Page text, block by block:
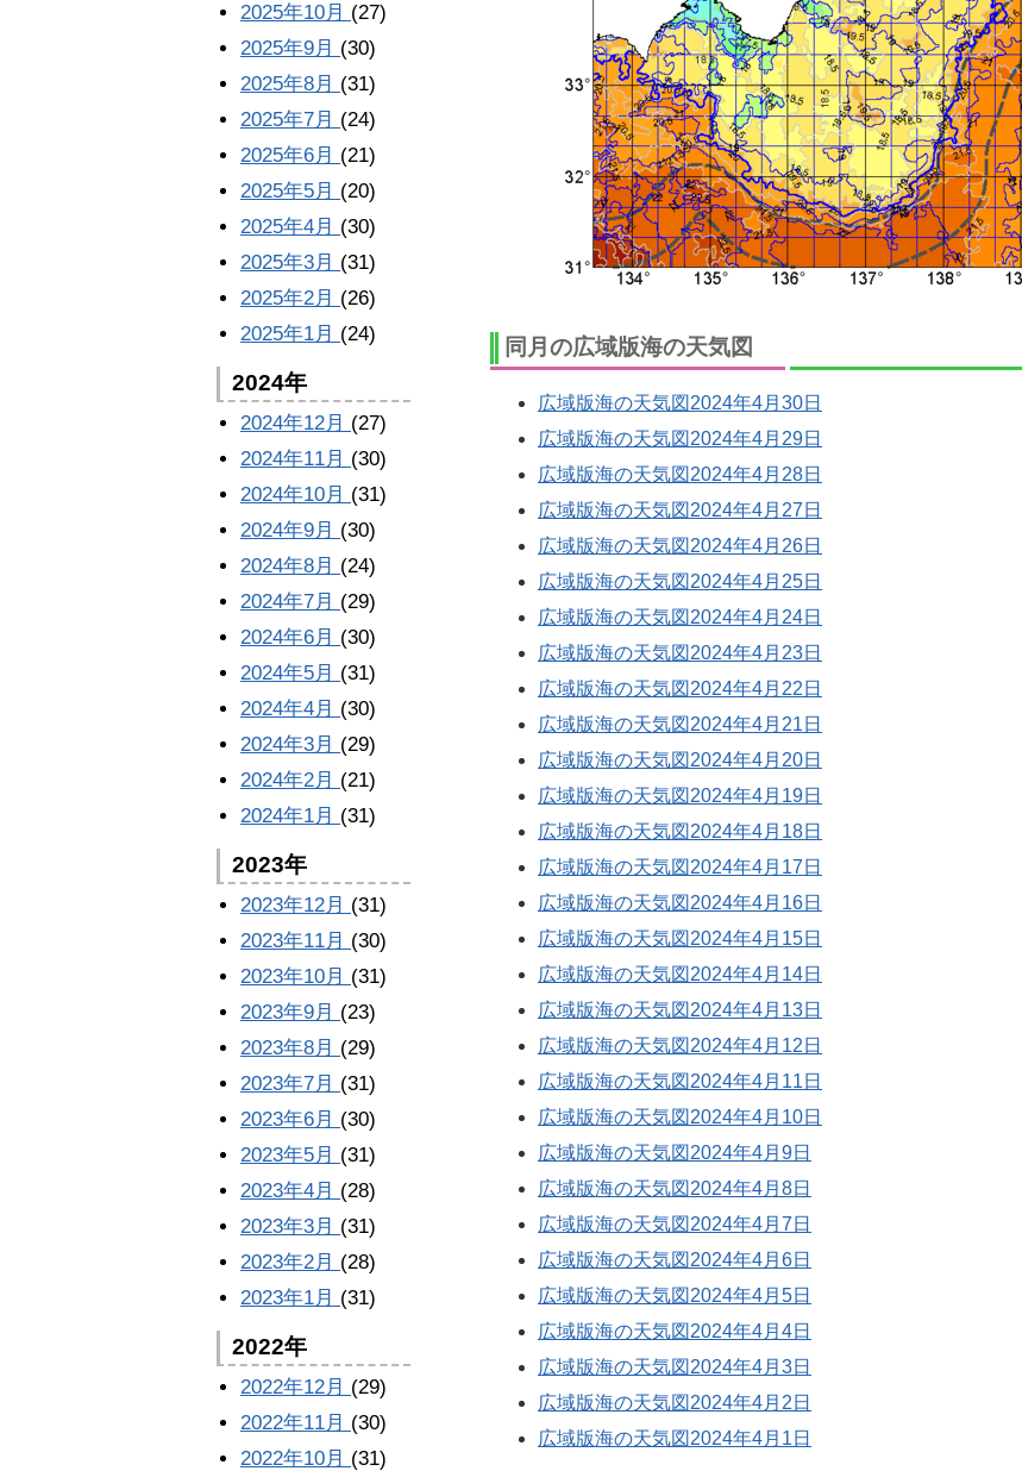
同月の広域版海の天気図
広域版海の天気図2024年4月30日
広域版海の天気図2024年4月29日
広域版海の天気図2024年4月28日
広域版海の天気図2024年4月27日
広域版海の天気図2024年4月26日
広域版海の天気図2024年4月25日
広域版海の天気図2024年4月24日
広域版海の天気図2024年4月23日
広域版海の天気図2024年4月22日
広域版海の天気図2024年4月21日
広域版海の天気図2024年4月20日
広域版海の天気図2024年4月19日
広域版海の天気図2024年4月18日
広域版海の天気図2024年4月17日
広域版海の天気図2024年4月16日
広域版海の天気図2024年4月15日
広域版海の天気図2024年4月14日
広域版海の天気図2024年4月13日
広域版海の天気図2024年4月12日
広域版海の天気図2024年4月11日
広域版海の天気図2024年4月10日
広域版海の天気図2024年4月9日
広域版海の天気図2024年4月8日
広域版海の天気図2024年4月7日
広域版海の天気図2024年4月6日
広域版海の天気図2024年4月5日
広域版海の天気図2024年4月4日
広域版海の天気図2024年4月3日
広域版海の天気図2024年4月2日
広域版海の天気図2024年4月1日
2025年10月 (27)
2025年9月 (30)
2025年8月 (31)
2025年7月 (24)
2025年6月 (21)
2025年5月 (20)
2025年4月 (30)
2025年3月 (31)
2025年2月 (26)
2025年1月 (24)
2024年
2024年12月 (27)
2024年11月 (30)
2024年10月 (31)
2024年9月 (30)
2024年8月 (24)
2024年7月 (29)
2024年6月 (30)
2024年5月 (31)
2024年4月 (30)
2024年3月 (29)
2024年2月 (21)
2024年1月 (31)
2023年
2023年12月 (31)
2023年11月 (30)
2023年10月 (31)
2023年9月 (23)
2023年8月 (29)
2023年7月 (31)
2023年6月 (30)
2023年5月 (31)
2023年4月 (28)
2023年3月 (31)
2023年2月 (28)
2023年1月 (31)
2022年
2022年12月 (29)
2022年11月 (30)
2022年10月 (31)